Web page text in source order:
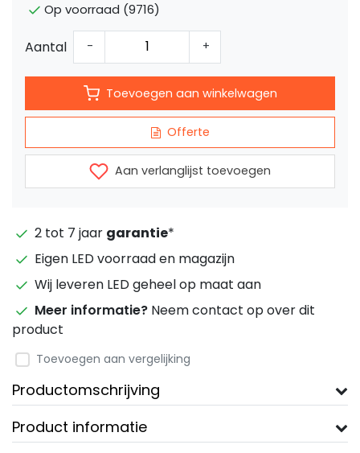
Op voorraad (9716)
Aantal - +
Toevoegen aan winkelwagen
Offerte
Aan verlanglijst toevoegen
2 tot 7 jaar garantie*
Eigen LED voorraad en magazijn
Wij leveren LED geheel op maat aan
Meer informatie? Neem contact op over dit
product
Toevoegen aan vergelijking
Productomschrijving
Product informatie